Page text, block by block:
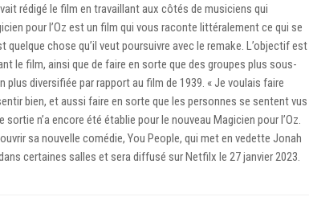
rédigé le film en travaillant aux côtés de musiciens qui
pour l’Oz est un film qui vous raconte littéralement ce qui se
quelque chose qu’il veut poursuivre avec le remake. L’objectif est
le film, ainsi que de faire en sorte que des groupes plus sous-
diversifiée par rapport au film de 1939. « Je voulais faire
bien, et aussi faire en sorte que les personnes se sentent vus
n’a encore été établie pour le nouveau Magicien pour l’Oz.
sa nouvelle comédie, You People, qui met en vedette Jonah
certaines salles et sera diffusé sur Netfilx le 27 janvier 2023.